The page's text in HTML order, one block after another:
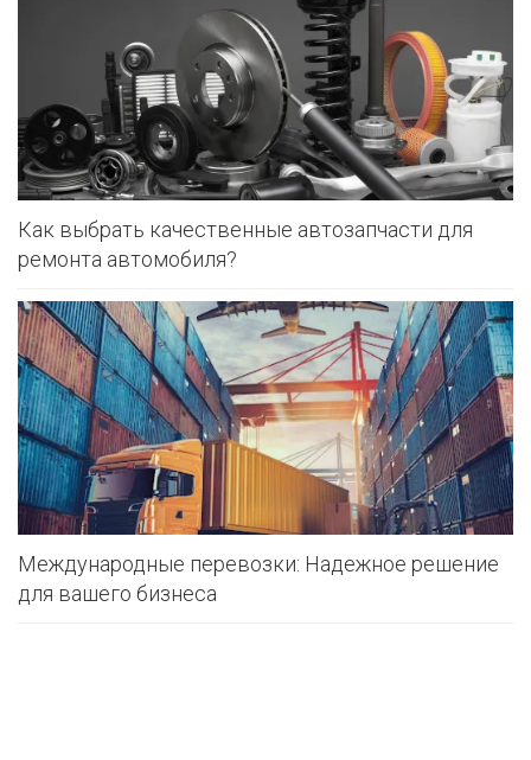
Как выбрать качественные автозапчасти для
ремонта автомобиля?
Международные перевозки: Надежное решение
для вашего бизнеса